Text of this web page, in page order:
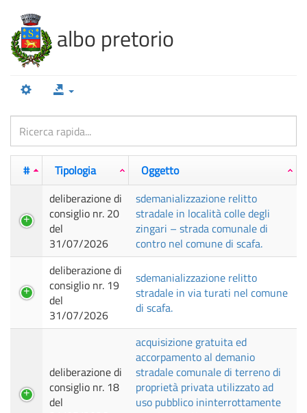
albo pretorio
# Tipologia
Oggetto
deliberazione di
consiglio nr. 20
del
31/07/2026
sdemanializzazione relitto
stradale in località colle degli
zingari – strada comunale di
contro nel comune di scafa.
deliberazione di
consiglio nr. 19
del
31/07/2026
sdemanializzazione relitto
stradale in via turati nel comune
di scafa.
deliberazione di
consiglio nr. 18
del
acquisizione gratuita ed
accorpamento al demanio
stradale comunale di terreno di
proprietà privata utilizzato ad
uso pubblico ininterrottamente